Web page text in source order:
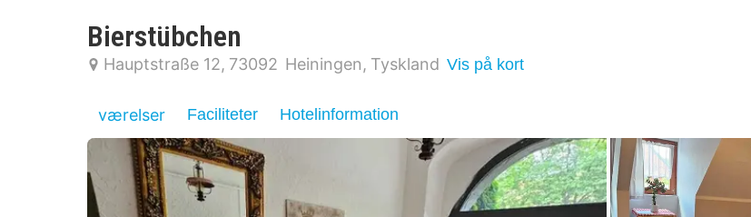
Bierstübchen
Hauptstraße 12 73092 Heiningen Tyskland Vis på kort
værelser Faciliteter Hotelinformation